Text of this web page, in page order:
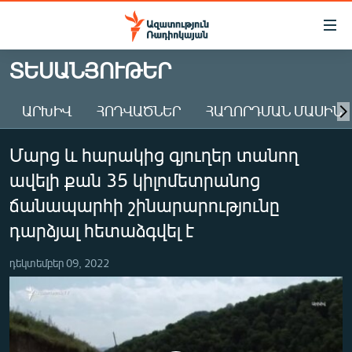
Մատչելիության
Անցնել
հիմնական
Անցնել
հիմնական
մենյուին
Որոնում
ԱԶԱՏՈՒԹՅՈՒՆ TV
ՀԱՅԱՍՏԱՆ
ԸՆՏՐՈՒԹՅՈՒՆՆԵՐ 2026
ԻՐԱՎՈՒՆՔ
ՀԱՍԱՐԱԿՈՒԹՅՈՒՆ
ՂԱՐԱԲԱՂ
ՊԱՏԵՐԱԶՄԻ 6 ՇԱԲԱԹՆԵՐԸ
ՏԱՐԱԾԱՇՐՋԱՆ
ՏԵՍԱՆՅՈՒԹԵՐ
ԱՐԽԻՎ ՀՈԴՎԱԾՆԵՐ ՀԱՂՈՐԴՄԱՆ ՄԱՍԻՆ
Մարց և հարակից գյուղեր տանող
ավելի քան 35 կիլոմետրանոց
ճանապարհի շինարարությունը
դարձյալ հետաձգվել է
դեկտեմբեր 09, 2022